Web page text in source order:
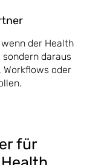
der Health
daraus
oder
für